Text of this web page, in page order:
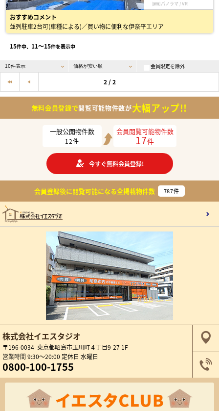
パノラマ / VR
おすすめコメント
並列駐車2台可(車種による)／買い物に便利な伊奈平エリア
15件中、 11〜15件を表示中
会員限定を除外
2 / 2
無料会員登録で閲覧可能物件数が大幅アップ!!
一般公開物件数
12件
会員閲覧可能物件数
17件
今すぐ無料会員登録!
会員登録後に閲覧可能になる全掲載物件数 787件
株式会社イエスタジオ
〒196-0034 東京都昭島市玉川町４丁目9-27 1F
営業時間 9:30～20:00 定休日 水曜日
0800-100-1755